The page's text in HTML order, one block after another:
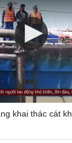
khai thác cát